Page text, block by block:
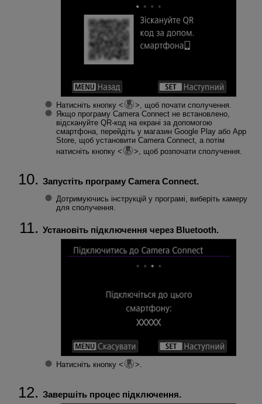
Натисніть кнопку
, щоб почати сполучення.
Якщо програму Camera Connect не встановлено,
відскануйте QR-код на екрані за допомогою
смартфона, перейдіть у магазин Google Play або App
Store, щоб установити Camera Connect, а потім
натисніть кнопку
, щоб розпочати сполучення.
Запустіть програму Camera Connect.
Дотримуючись інструкцій у програмі, виберіть камеру
для сполучення.
Установіть підключення через Bluetooth.
Натисніть кнопку .
Завершіть процес підключення.